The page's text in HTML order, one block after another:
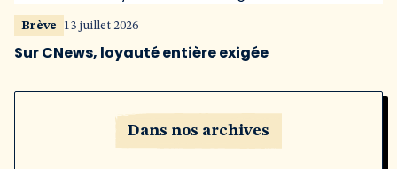
Brève 13 juillet 2026
Sur CNews, loyauté entière exigée
Dans nos archives